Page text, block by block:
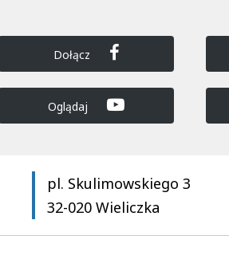
Dołącz
Oglądaj
pl. Skulimowskiego 3
32-020 Wieliczka